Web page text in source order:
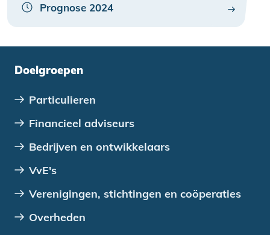
Prognose 2024
Doelgroepen
Particulieren
Financieel adviseurs
Bedrijven en ontwikkelaars
VvE's
Verenigingen, stichtingen en coöperaties
Overheden